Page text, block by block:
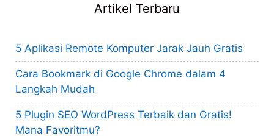
Artikel Terbaru
5 Aplikasi Remote Komputer Jarak Jauh Gratis
Cara Bookmark di Google Chrome dalam 4
Langkah Mudah
5 Plugin SEO WordPress Terbaik dan Gratis!
Mana Favoritmu?